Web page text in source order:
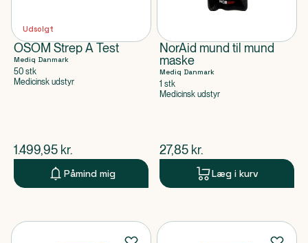
Udsolgt
OSOM Strep A Test
Mediq Danmark
50 stk
Medicinsk udstyr
$nuværende pris
1.499,95 kr.
Påmind mig
NorAid mund til mund
maske
Mediq Danmark
1 stk
Medicinsk udstyr
$nuværende pris
27,85 kr.
Læg i kurv